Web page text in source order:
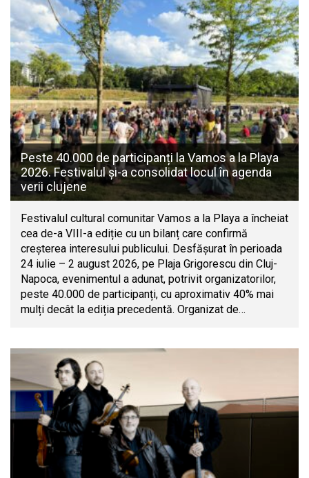
Peste 40.000 de participanți la Vamos a la Playa
2026. Festivalul și-a consolidat locul în agenda
verii clujene
Festivalul cultural comunitar Vamos a la Playa a încheiat
cea de-a VIII-a ediție cu un bilanț care confirmă
creșterea interesului publicului. Desfășurat în perioada
24 iulie – 2 august 2026, pe Plaja Grigorescu din Cluj-
Napoca, evenimentul a adunat, potrivit organizatorilor,
peste 40.000 de participanți, cu aproximativ 40% mai
mulți decât la ediția precedentă. Organizat de…